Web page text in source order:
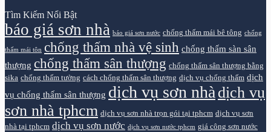
Tìm Kiếm Nổi Bật
báo giá sơn nhà báo giá sơn nước chống thấm mái bê tông chống
thấm mái tôn chống thấm nhà vệ sinh chống thấm sàn sân
thượng chống thấm sân thượng chống thấm sân thượng bằng
sika chống thấm tường cách chống thấm sân thượng dịch vụ chống thấm dịch
vụ chống thấm sân thượng dịch vụ sơn nhà dịch vụ
sơn nhà tphcm dịch vụ sơn nhà trọn gói tại tphcm dịch vụ sơn
nhà tại tphcm dịch vụ sơn nước dịch vụ sơn nước tphcm giá công sơn nước